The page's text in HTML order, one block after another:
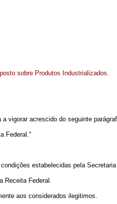
sobre Produtos Industrializados.
vigorar acrescido do seguinte
Federal."
estabelecidas pela
Receita Federal.
aos considerados ilegitimos.